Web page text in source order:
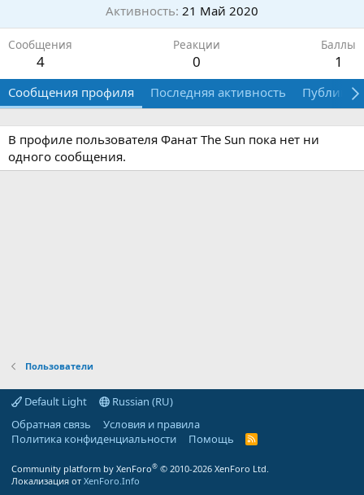
Активность 21 Май 2020
Сообщения
4
Реакции
0
Баллы
1
Сообщения профиля Последняя активность
В профиле пользователя Фанат The Sun пока нет ни
одного сообщения.
Пользователи
Default Light
Russian (RU)
Обратная связь
Условия и правила
Политика конфиденциальности
Помощь
R
Community platform by XenForo® © 2010-2026 XenForo Ltd.
Локализация от XenForo.Info